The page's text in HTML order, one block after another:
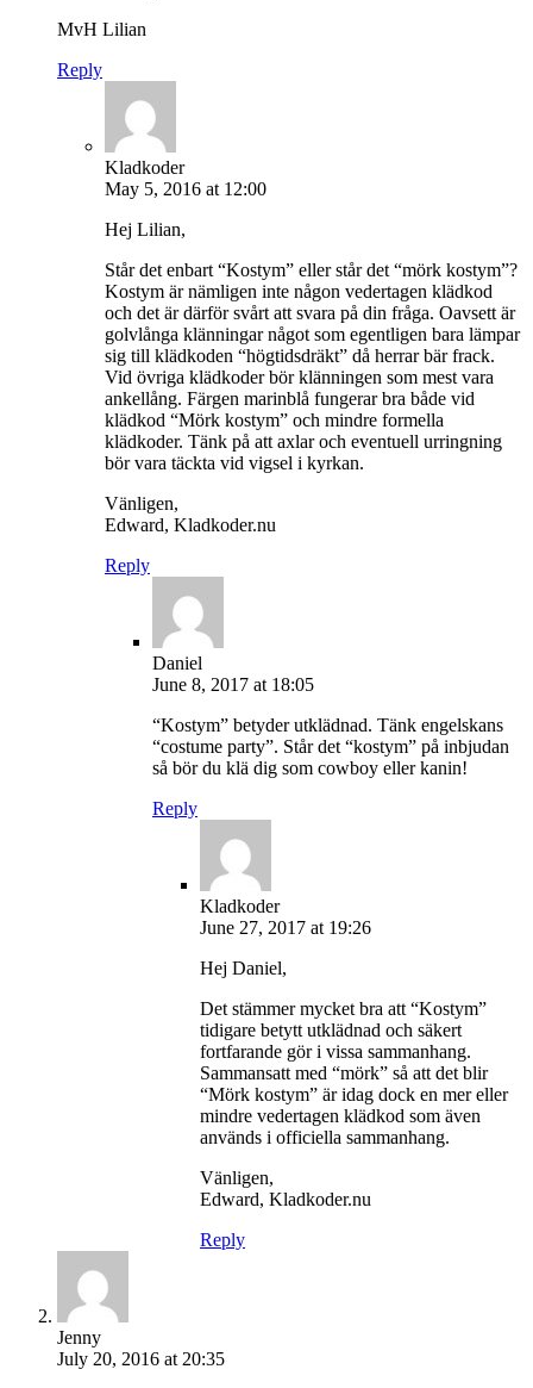
MvH Lilian
Reply
Kladkoder
May 5, 2016 at 12:00
Hej Lilian,
Står det enbart “Kostym” eller står det “mörk kostym”?
Kostym är nämligen inte någon vedertagen klädkod
och det är därför svårt att svara på din fråga. Oavsett är
golvlånga klänningar något som egentligen bara lämpar
sig till klädkoden “högtidsdräkt” då herrar bär frack.
Vid övriga klädkoder bör klänningen som mest vara
ankellång. Färgen marinblå fungerar bra både vid
klädkod “Mörk kostym” och mindre formella
klädkoder. Tänk på att axlar och eventuell urringning
bör vara täckta vid vigsel i kyrkan.
Vänligen,
Edward, Kladkoder.nu
Reply
Daniel
June 8, 2017 at 18:05
“Kostym” betyder utklädnad. Tänk engelskans
“costume party”. Står det “kostym” på inbjudan
så bör du klä dig som cowboy eller kanin!
Reply
Kladkoder
June 27, 2017 at 19:26
Hej Daniel,
Det stämmer mycket bra att “Kostym”
tidigare betytt utklädnad och säkert
fortfarande gör i vissa sammanhang.
Sammansatt med “mörk” så att det blir
“Mörk kostym” är idag dock en mer eller
mindre vedertagen klädkod som även
används i officiella sammanhang.
Vänligen,
Edward, Kladkoder.nu
Reply
Jenny
July 20, 2016 at 20:35